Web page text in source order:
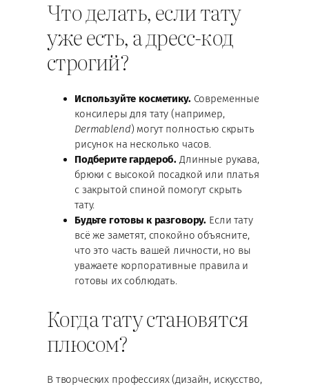
Что делать, если тату
уже есть, а дресс-код
строгий?
Используйте косметику.Современные
консилеры для тату (например,
Dermablend) могут полностью скрыть
рисунок на несколько часов.
Подберите гардероб. Длинные рукава,
брюки с высокой посадкой или платья
с закрытой спиной помогут скрыть
тату.
Будьте готовы к разговору. Если тату
всё же заметят, спокойно объясните,
что это часть вашей личности, но вы
уважаете корпоративные правила и
готовы их соблюдать.
Когда тату становятся
плюсом?
В творческих профессиях (дизайн, искусство,